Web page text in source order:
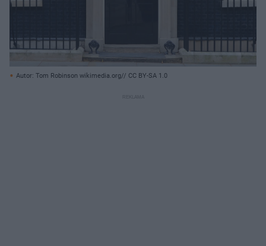
Autor: Tom Robinson wikimedia.org// CC BY-SA 1.0